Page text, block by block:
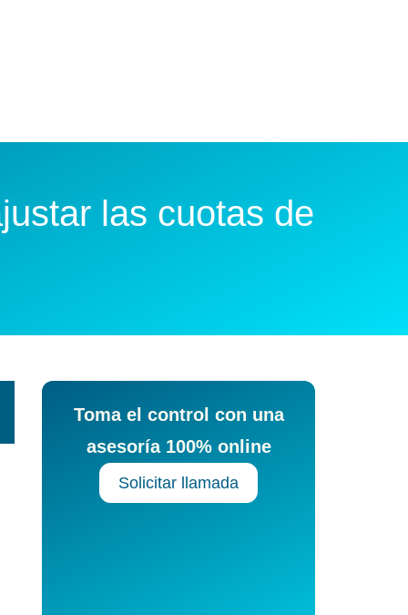
las cuotas de
Toma el control con una
asesoría 100% online
Solicitar llamada